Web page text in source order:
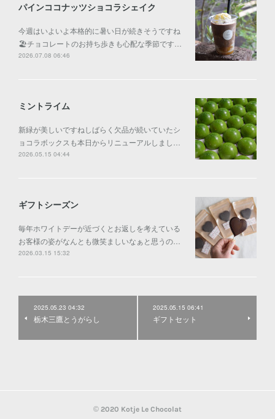
パインココナッツショコラシェイク
今週はいよいよ本格的に暑い日が続きそうですね
🏖️チョコレートのお持ち歩きも心配な季節です…
2026.07.08 06:46
ミントライム
新緑が美しいですねしばらく欠品が続いていたシ
ョコラボックスも本日からリニューアルしまし…
2026.05.15 04:44
ギフトシーズン
毎年ホワイトデーが近づくとお返しを考えている
お客様の姿がなんとも微笑ましいなぁと思うの…
2026.03.15 15:32
2025.05.23 04:32
栃木三鷹とうがらし
2025.05.15 06:41
ギフトセット
© 2020 Kotje Le Chocolat